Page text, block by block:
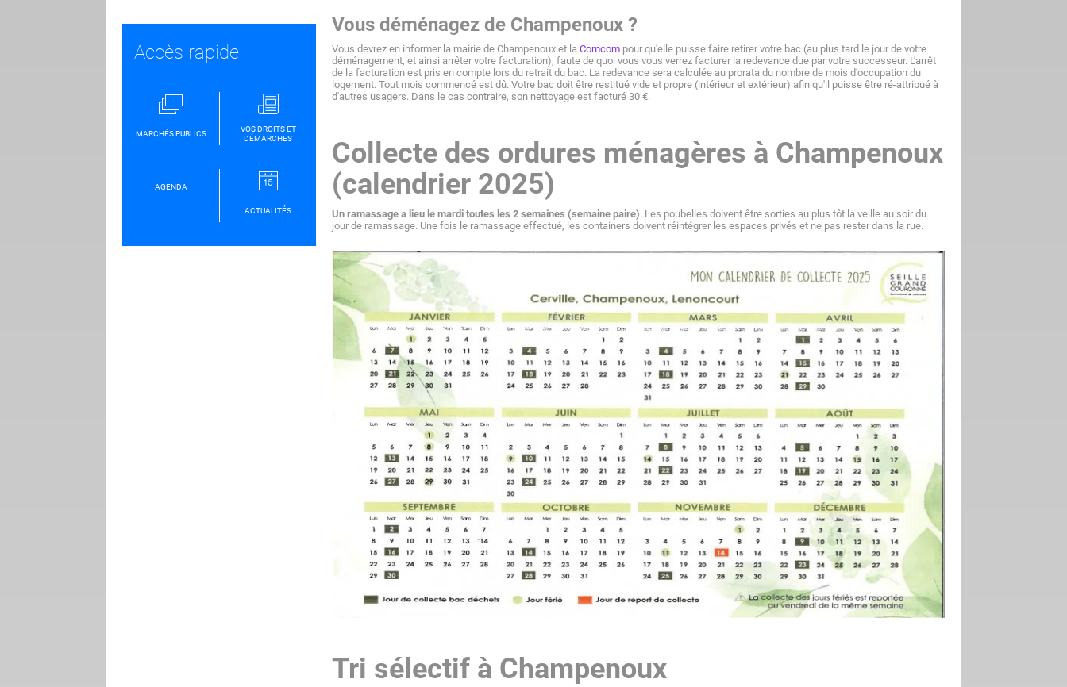
Vous déménagez de Champenoux ?
Vous devrez en informer la mairie de Champenoux et la Comcom pour qu'elle puisse faire retirer votre bac (au plus tard le jour de votre
déménagement, et ainsi arrêter votre facturation), faute de quoi vous vous verrez facturer la redevance due par votre successeur. L'arrêt
de la facturation est pris en compte lors du retrait du bac. La redevance sera calculée au prorata du nombre de mois d'occupation du
logement. Tout mois commencé est dû. Votre bac doit être restitué vide et propre (intérieur et extérieur) afin qu'il puisse être ré-attribué à
d'autres usagers. Dans le cas contraire, son nettoyage est facturé 30 €.
Collecte des ordures ménagères à Champenoux
(calendrier 2025)
Un ramassage a lieu le mardi toutes les 2 semaines (semaine paire). Les poubelles doivent être sorties au plus tôt la veille au soir du
jour de ramassage. Une fois le ramassage effectué, les containers doivent réintégrer les espaces privés et ne pas rester dans la rue.
Tri sélectif à Champenoux
Accès rapide
MARCHÉS PUBLICS
VOS DROITS ET
DÉMARCHES
AGENDA
ACTUALITÉS